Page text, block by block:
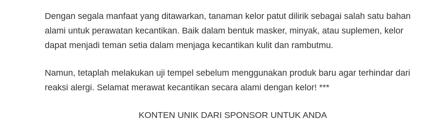
Dengan segala manfaat yang ditawarkan, tanaman kelor patut dilirik sebagai salah satu bahan
alami untuk perawatan kecantikan. Baik dalam bentuk masker, minyak, atau suplemen, kelor
dapat menjadi teman setia dalam menjaga kecantikan kulit dan rambutmu.
Namun, tetaplah melakukan uji tempel sebelum menggunakan produk baru agar terhindar dari
reaksi alergi. Selamat merawat kecantikan secara alami dengan kelor! ***
KONTEN UNIK DARI SPONSOR UNTUK ANDA